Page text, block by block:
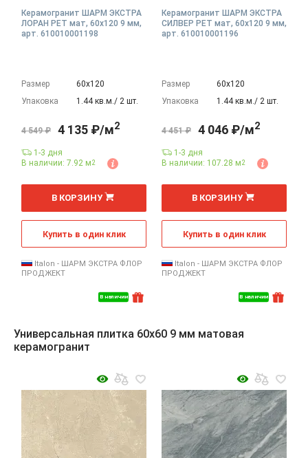
Керамогранит ШАРМ ЭКСТРА
ЛОРАН РЕТ мат, 60x120 9 мм,
арт. 610010001198
Размер
60х120
Упаковка
1.44 кв.м./ 2 шт.
В наличии
4 549 ₽ 4 135 ₽/м2
1-3 дня
В наличии: 7.92 м2
м
В КОРЗИНУ
Купить в один клик
Italon - ШАРМ ЭКСТРА ФЛОР
ПРОДЖЕКТ
Керамогранит ШАРМ ЭКСТРА
СИЛВЕР РЕТ мат, 60x120 9 мм,
арт. 610010001196
Размер
60х120
Упаковка
1.44 кв.м./ 2 шт.
В наличии
4 451 ₽ 4 046 ₽/м2
1-3 дня
В наличии: 107.28 м2
м
В КОРЗИНУ
Купить в один клик
Italon - ШАРМ ЭКСТРА ФЛОР
ПРОДЖЕКТ
Универсальная плитка 60x60 9 мм матовая
керамогранит